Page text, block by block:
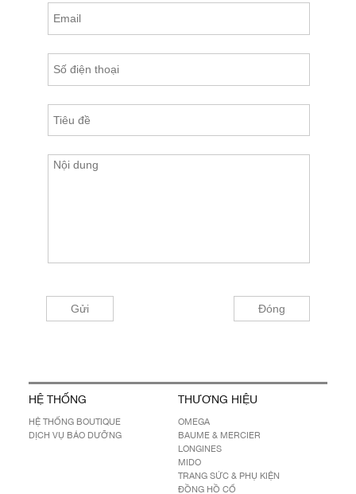
HỆ THỐNG
HỆ THỐNG BOUTIQUE
DỊCH VỤ BẢO DƯỠNG
THƯƠNG HIỆU
OMEGA
BAUME & MERCIER
LONGINES
MIDO
TRANG SỨC & PHỤ KIỆN
ĐỒNG HỒ CỔ